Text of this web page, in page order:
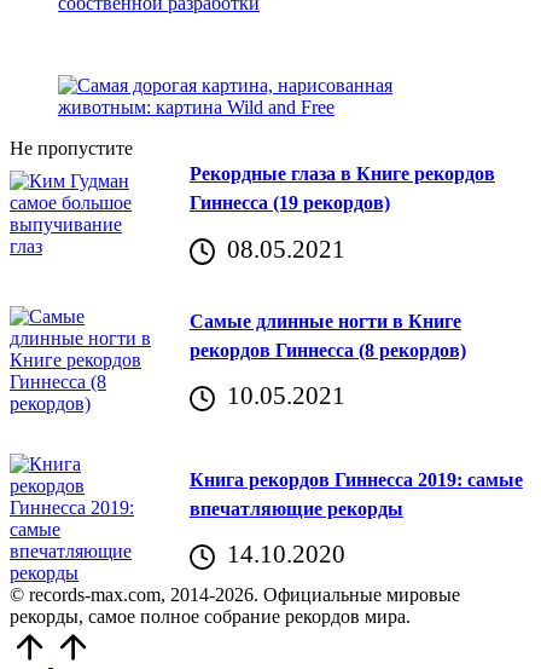
Не пропустите
Рекордные глаза в Книге рекордов
Гиннесса (19 рекордов)
08.05.2021
Самые длинные ногти в Книге
рекордов Гиннесса (8 рекордов)
10.05.2021
Книга рекордов Гиннесса 2019: самые
впечатляющие рекорды
14.10.2020
© records-max.com, 2014-2026. Официальные мировые
рекорды, самое полное собрание рекордов мира.